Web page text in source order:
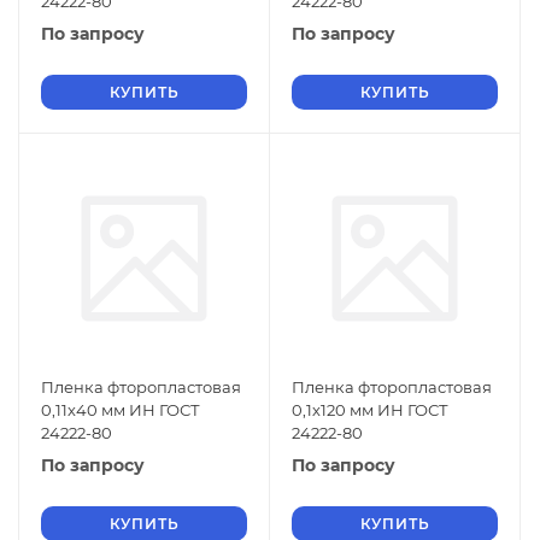
По запросу
КУПИТЬ
По запросу
КУПИТЬ
Пленка фторопластовая
0,11х40 мм ИН ГОСТ
24222-80
По запросу
КУПИТЬ
Пленка фторопластовая
0,1х120 мм ИН ГОСТ
24222-80
По запросу
КУПИТЬ